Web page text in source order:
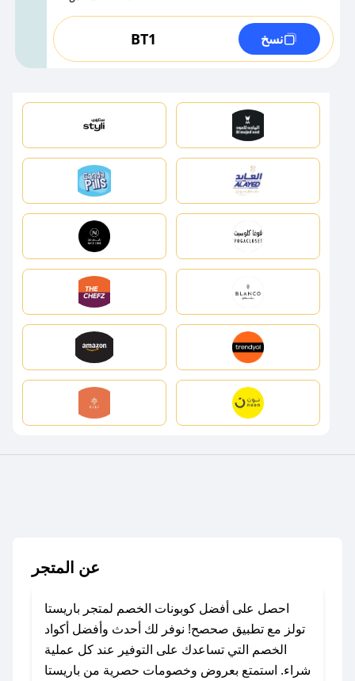
BT1 نسخ
عن المتجر
احصل على أفضل كوبونات الخصم لمتجر باريستا
تولز مع تطبيق صحصح! نوفر لك أحدث وأفضل أكواد
الخصم التي تساعدك على التوفير عند كل عملية
شراء. استمتع بعروض وخصومات حصرية من باريستا